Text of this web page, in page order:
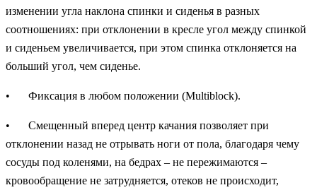
изменении угла наклона спинки и сиденья в разных
соотношениях: при отклонении в кресле угол между спинкой
и сиденьем увеличивается, при этом спинка отклоняется на
больший угол, чем сиденье.
• Фиксация в любом положении (Multiblock).
•
Смещенный вперед центр качания позволяет при
отклонении назад не отрывать ноги от пола, благодаря чему
сосуды под коленями, на бедрах – не пережимаются –
кровообращение не затрудняется, отеков не происходит,